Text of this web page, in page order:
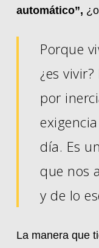
automático”,
Porque
¿es
por
día. Es
que nos
y de lo
La manera que